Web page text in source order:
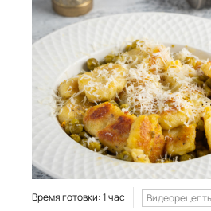
Время готовки: 1 час